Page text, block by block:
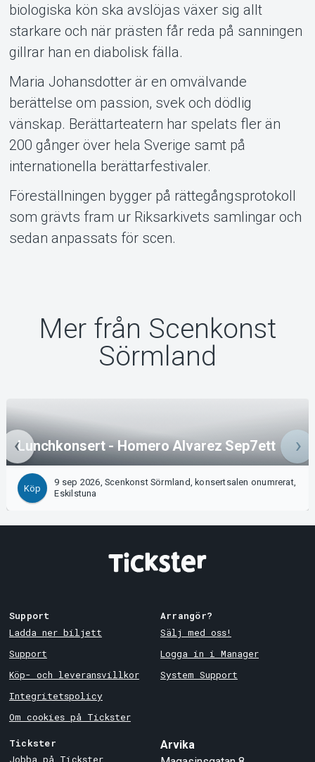
biologiska kön ska avslöjas växer sig allt
starkare och när prästen får reda på sanningen
gillrar han en diabolisk fälla.
Maria Johansdotter är en omvälvande
berättelse om passion, svek och dödlig
vänskap. Berättarteatern har spelats fler än
200 gånger över hela Sverige samt på
internationella berättarfestivaler.
Föreställningen bygger på rättegångsprotokoll
som grävts fram ur Riksarkivets samlingar och
sedan anpassats för scen.
Mer från Scenkonst
Sörmland
Lunchkonsert - Homero Alvarez Sep7ett
Köp
9 sep 2026, Scenkonst Sörmland, konsertsalen onumrerat,
Eskilstuna
Support
Ladda ner biljett
Support
Köp- och leveransvillkor
Integritetspolicy
Om cookies på Tickster
Arrangör?
Sälj med oss!
Logga in i Manager
System Support
Tickster
Jobba på Tickster
Arvika